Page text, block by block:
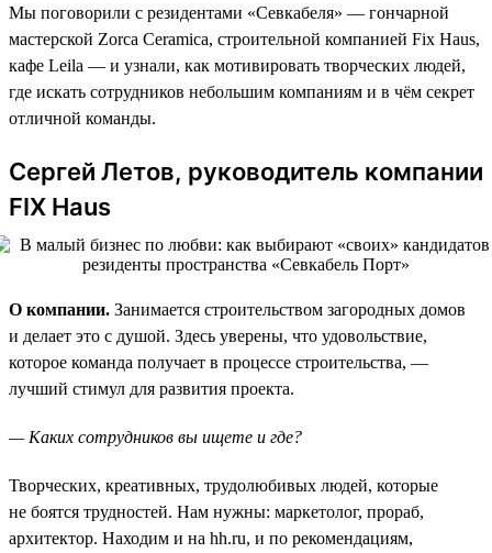
Мы поговорили с резидентами «Севкабеля» — гончарной
мастерской Zorca Ceramica, строительной компанией Fix Haus,
кафе Leila — и узнали, как мотивировать творческих людей,
где искать сотрудников небольшим компаниям и в чём секрет
отличной команды.
Сергей Летов, руководитель компании
FIX Haus
О компании. Занимается строительством загородных домов
и делает это с душой. Здесь уверены, что удовольствие,
которое команда получает в процессе строительства, —
лучший стимул для развития проекта.
— Каких сотрудников вы ищете и где?
Творческих, креативных, трудолюбивых людей, которые
не боятся трудностей. Нам нужны: маркетолог, прораб,
архитектор. Находим и на hh.ru, и по рекомендациям,